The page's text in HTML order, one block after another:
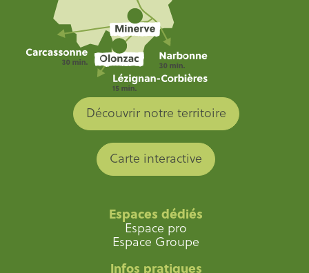
Découvrir notre territoire
Carte interactive
Espaces dédiés
Espace pro
Espace Groupe
Infos pratiques